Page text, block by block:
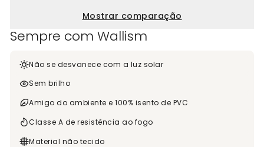
Mostrar comparação
Sempre com Wallism
Não se desvanece com a luz solar
Sem brilho
Amigo do ambiente e 100% isento de PVC
Classe A de resistência ao fogo
Material não tecido